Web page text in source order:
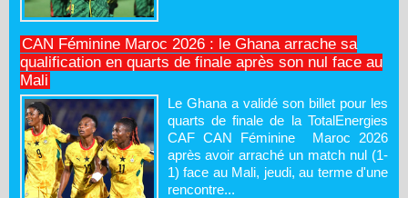
CAN Féminine Maroc 2026 : le Ghana arrache sa
qualification en quarts de finale après son nul face au
Mali
Le Ghana a validé son billet pour les
quarts de finale de la TotalEnergies
CAF CAN Féminine Maroc 2026
après avoir arraché un match nul (1-
1) face au Mali, jeudi, au terme d'une
rencontre...